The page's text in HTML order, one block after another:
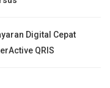
Digital Cepat
QRIS